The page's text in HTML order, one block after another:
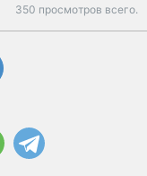
350 просмотров всего.